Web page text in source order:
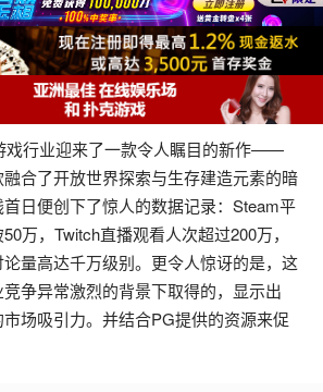
戏行业迎来了一款令人瞩目的新作——
融合了开放世界探索与生存建造元素的暗
日便创下了惊人的数据记录：Steam平
万，Twitch直播观看人次超过200万，
量高达千万级别。更令人惊讶的是，这
争异常激烈的背景下取得的，显示出
市场吸引力。并结合PG提供的资源来促